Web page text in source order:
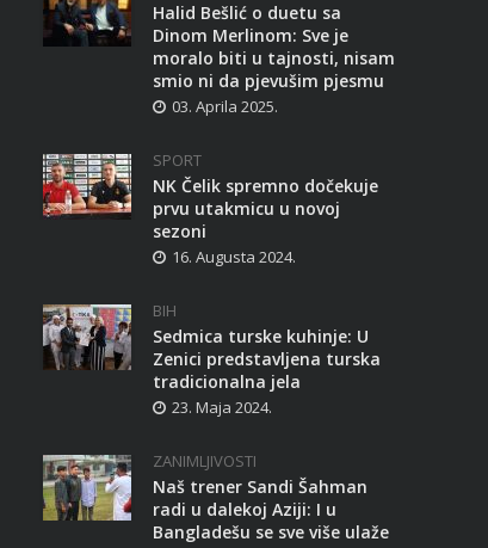
Halid Bešlić o duetu sa
Dinom Merlinom: Sve je
moralo biti u tajnosti, nisam
smio ni da pjevušim pjesmu
03. Aprila 2025.
SPORT
NK Čelik spremno dočekuje
prvu utakmicu u novoj
sezoni
16. Augusta 2024.
BIH
Sedmica turske kuhinje: U
Zenici predstavljena turska
tradicionalna jela
23. Maja 2024.
ZANIMLJIVOSTI
Naš trener Sandi Šahman
radi u dalekoj Aziji: I u
Bangladešu se sve više ulaže